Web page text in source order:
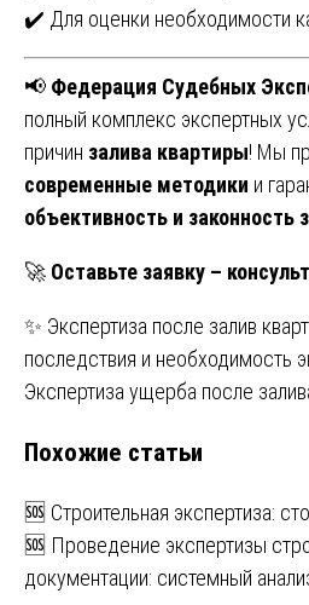
✔️ Для оценки необходимости
📢 Федерация Судебных
полный комплекс экспертных
причин залива квартиры! Мы
современные методики и
объективность и законность
🚀 Оставьте заявку –
Навигация
по
✨ Экспертиза после залив
последствия и необходимость
Экспертиза ущерба после
Похожие статьи
🆘 Строительная экспертиза:
🆘 Проведение экспертизы
документации: системный